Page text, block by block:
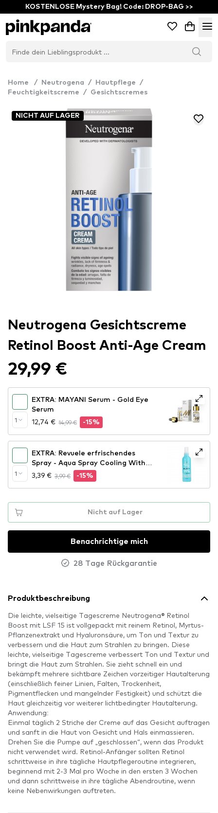
KOSTENLOSE Mystery Bag! Code: DROP-BAG >>
Home / Neutrogena / Hautpflege
/
Feuchtigkeitscreme
/ Gesichtscremes
NICHT AUF LAGER
Neutrogena Gesichtscreme
Retinol Boost Anti-Age Cream
29,99 €
1
EXTRA: MAYANI Serum - Gold Eye
Serum
12,74 € 14,99 € -15%
1
EXTRA: Revuele erfrischendes
Spray - Aqua Spray Cooling With
Cryo Effect
3,39 € 3,99 € -15%
Nicht auf Lager
Benachrichtige mich
28 Tage Rückgarantie
Produktbeschreibung
Die leichte, vielseitige Tagescreme Neutrogena® Retinol
Boost mit LSF 15 ist vollgepackt mit reinem Retinol, Myrtus-
Pflanzenextrakt und Hyaluronsäure, um Ton und Textur zu
verbessern und die Haut zum Strahlen zu bringen. Diese
leichte, vielseitige Tagescreme verbessert Ton und Textur und
bringt die Haut zum Strahlen. Sie zieht schnell ein und
bekämpft mehrere sichtbare Zeichen vorzeitiger Hautalterung
(einschließlich feiner Linien, Falten, Trockenheit,
Pigmentflecken und mangelnder Festigkeit) und schützt die
Haut gleichzeitig vor weiterer lichtbedingter Hautalterung.
Anwendung:
Einmal täglich 2 Striche der Creme auf das Gesicht auftragen
und sanft in die Haut von Gesicht und Hals einmassieren.
Drehen Sie die Pumpe auf „geschlossen“, wenn das Produkt
nicht verwendet wird. Retinol-Anfänger sollten Retinol
schrittweise in ihre tägliche Hautpflegeroutine integrieren,
beginnend mit 2-3 Mal pro Woche in den ersten 3 Wochen
und dann schrittweise in ihre tägliche Abendroutine, wenn
keine Nebenwirkungen auftreten.